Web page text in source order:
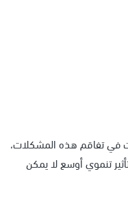
في تفاقم هذه المشكلات،
تنموي أوسع لا يمكن